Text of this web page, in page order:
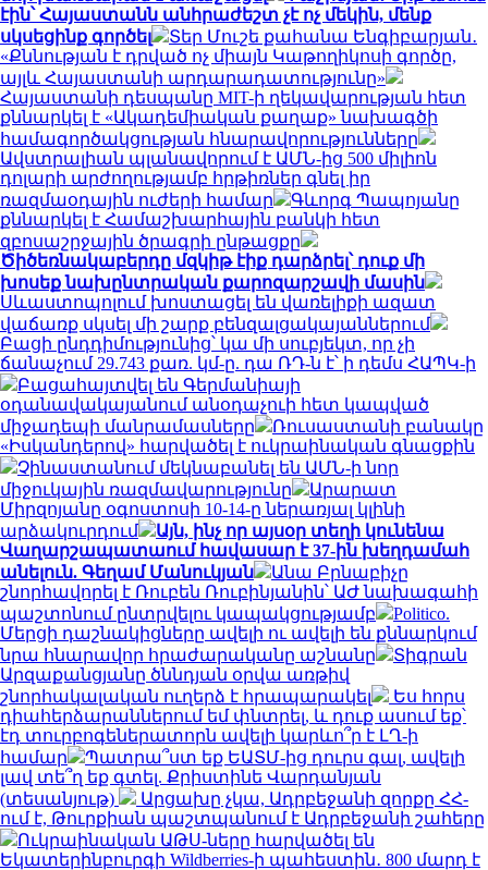
էին՝ Հայաստանն անհրաժեշտ չէ ոչ մեկին, մենք
սկսեցինք գործել
Տեր Մուշե քահանա Ենգիբարյան․
«Քննության է դրված ոչ միայն Կաթողիկոսի գործը,
այլև Հայաստանի արդարադատությունը»
Հայաստանի դեսպանը MIT-ի ղեկավարության հետ
քննարկել է «Ակադեմիական քաղաք» նախագծի
համագործակցության հնարավորությունները
Ավստրալիան պլանավորում է ԱՄՆ-ից 500 միլիոն
դոլարի արժողությամբ հրթիռներ գնել իր
ռազմաօդային ուժերի համար
Գևորգ Պապոյանը
քննարկել է Համաշխարհային բանկի հետ
զբոսաշրջային ծրագրի ընթացքը
Ծիծեռնակաբերդը մզկիթ էիք դարձրել՝ դուք մի
խոսեք նախընտրական քարոզարշավի մասին
Սևաստոպոլում խոստացել են վառելիքի ազատ
վաճառք սկսել մի շարք բենզալցակայաններում
Բացի ընդդիմությունից՝ կա մի սուբյեկտ, որ չի
ճանաչում 29.743 քառ. կմ-ը. դա ՌԴ-ն է՝ ի դեմս ՀԱՊԿ-ի
Բացահայտվել են Գերմանիայի
օդանավակայանում անօդաչուի հետ կապված
միջադեպի մանրամասները
Ռուսաստանի բանակը
«Իսկանդերով» հարվածել է ուկրաինական գնացքին
Չինաստանում մեկնաբանել են ԱՄՆ-ի նոր
միջուկային ռազմավարությունը
Արարատ
Միրզոյանը օգոստոսի 10-14-ը ներառյալ կլինի
արձակուրդում
Այն, ինչ որ այսօր տեղի կունենա
Վաղարշապատաում հավասար է 37-ին խեղդամահ
անելուն. Գեղամ Մանուկյան
Անա Բրնաբիչը
շնորհավորել է Ռուբեն Ռուբինյանին՝ ԱԺ նախագահի
պաշտոնում ընտրվելու կապակցությամբ
Politico.
Մերցի դաշնակիցները ավելի ու ավելի են քննարկում
նրա հնարավոր հրաժարականը աշնանը
Տիգրան
Արզաքանցյանը ծննդյան օրվա առթիվ
շնորհակալական ուղերձ է հրապարակել
Ես հորս
դիահերձարաններում եմ փնտրել, և դուք ասում եք՝
էդ տուրբոգեներատորն ավելի կարևո՞ր է ԼՂ-ի
համար
Պատրա՞ստ եք ԵԱՏՄ-ից դուրս գալ, ավելի
լավ տե՞ղ եք գտել. Քրիստինե Վարդանյան
(տեսանյութ)
Արցախը չկա, Ադրբեջանի զորքը ՀՀ-
ում է, Թուրքիան պաշտպանում է Ադրբեջանի շահերը
Ուկրաինական ԱԹՍ-ները հարվածել են
Եկատերինբուրգի Wildberries-ի պահեստին․ 800 մարդ է